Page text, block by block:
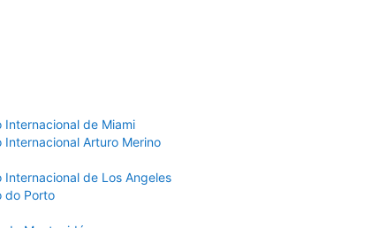
Internacional de Miami
Internacional Arturo Merino
Internacional de Los Angeles
do Porto